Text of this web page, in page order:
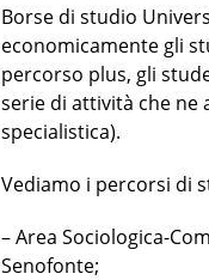
Borse di studio
economicamente gli
percorso plus, gli
serie di attività che ne
specialistica).
Vediamo i percorsi di
– Area Sociologica-
Senofonte;